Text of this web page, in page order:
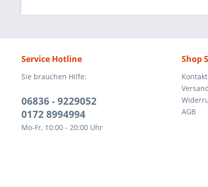
Service Hotline
Sie brauchen Hilfe:
06836 - 9229052
0172 8994994
Mo-Fr, 10:00 - 20:00 Uhr
Shop
Kontakt
AGB